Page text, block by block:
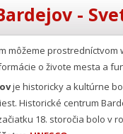
-
môžeme
o živote mesta a
je historicky a kultúrne
Historické centrum
18. storočia bolo v